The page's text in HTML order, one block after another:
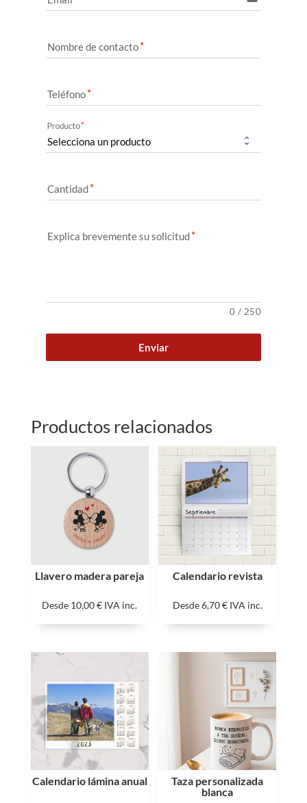
Nombre de contacto
Teléfono
Producto
Cantidad
Explica brevemente su solicitud
0 / 250
Enviar
Productos relacionados
Llavero madera pareja
Desde 10,00€ IVA inc.
Calendario revista
Desde6,70€ IVA inc.
Calendario lámina anual
Taza personalizada
blanca